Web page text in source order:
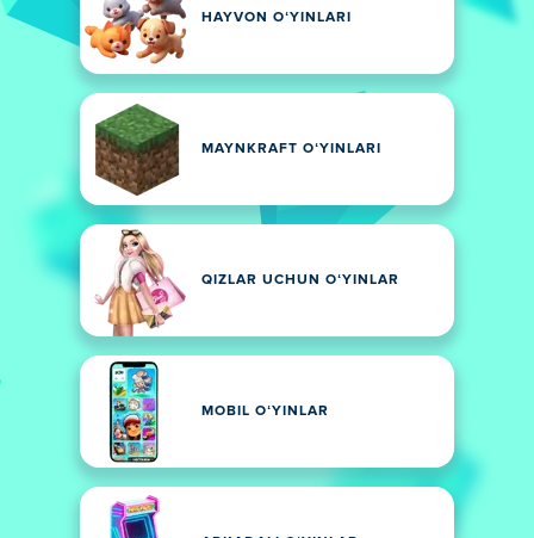
HAYVON OʻYINLARI
MAYNKRAFT OʻYINLARI
QIZLAR UCHUN OʻYINLAR
MOBIL OʻYINLAR